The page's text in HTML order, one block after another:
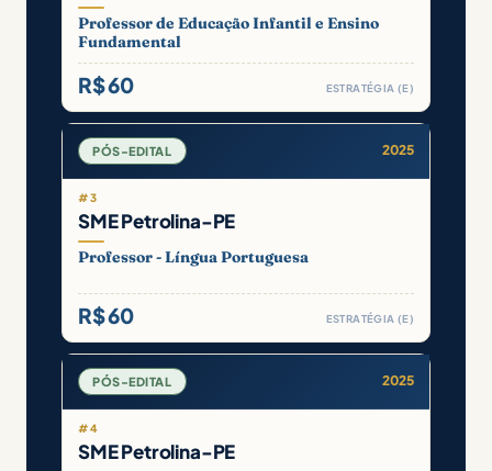
Professor de Educação Infantil e Ensino
Fundamental
R$ 60 ESTRATÉGIA (E)
PÓS-EDITAL 2025
#3
SME Petrolina-PE
Professor - Língua Portuguesa
R$ 60 ESTRATÉGIA (E)
PÓS-EDITAL 2025
#4
SME Petrolina-PE